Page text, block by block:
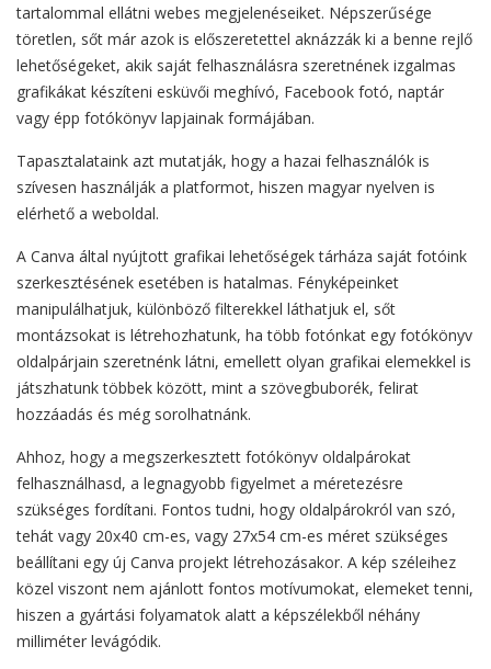
tartalommal ellátni webes megjelenéseiket. Népszerűsége
töretlen, sőt már azok is előszeretettel aknázzák ki a benne rejlő
lehetőségeket, akik saját felhasználásra szeretnének izgalmas
grafikákat készíteni esküvői meghívó, Facebook fotó, naptár
vagy épp fotókönyv lapjainak formájában.
Tapasztalataink azt mutatják, hogy a hazai felhasználók is
szívesen használják a platformot, hiszen magyar nyelven is
elérhető a weboldal.
A Canva által nyújtott grafikai lehetőségek tárháza saját fotóink
szerkesztésének esetében is hatalmas. Fényképeinket
manipulálhatjuk, különböző filterekkel láthatjuk el, sőt
montázsokat is létrehozhatunk, ha több fotónkat egy fotókönyv
oldalpárjain szeretnénk látni, emellett olyan grafikai elemekkel is
játszhatunk többek között, mint a szövegbuborék, felirat
hozzáadás és még sorolhatnánk.
Ahhoz, hogy a megszerkesztett fotókönyv oldalpárokat
felhasználhasd, a legnagyobb figyelmet a méretezésre
szükséges fordítani. Fontos tudni, hogy oldalpárokról van szó,
tehát vagy 20x40 cm-es, vagy 27x54 cm-es méret szükséges
beállítani egy új Canva projekt létrehozásakor. A kép széleihez
közel viszont nem ajánlott fontos motívumokat, elemeket tenni,
hiszen a gyártási folyamatok alatt a képszélekből néhány
milliméter levágódik.